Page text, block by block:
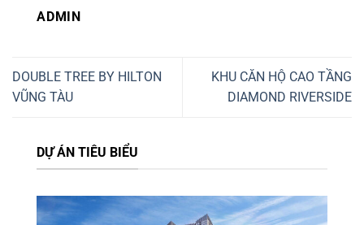
ADMIN
DOUBLE TREE BY HILTON
VŨNG TÀU
KHU CĂN HỘ CAO TẦNG
DIAMOND RIVERSIDE
DỰ ÁN TIÊU BIỂU